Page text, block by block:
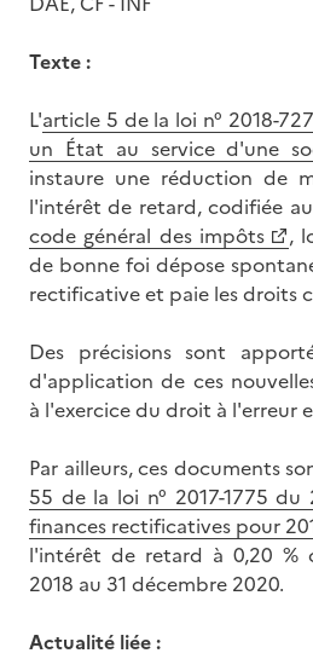
Texte :
L'article 5 de la loi n° 2018-
un État au service d'une
instaure une réduction de
l'intérêt de retard, codifiée
code général des impôts
,
de bonne foi dépose
rectificative et paie les droits
Des précisions sont
d'application de ces
à l'exercice du droit à l'erreur
Par ailleurs, ces documents
55 de la loi n° 2017-1775
finances rectificatives pour
l'intérêt de retard à 0,20 %
2018 au 31 décembre 2020.
Actualité liée :